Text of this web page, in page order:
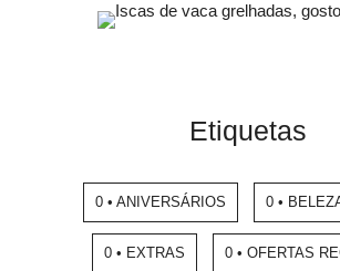
Etiquetas
0 • ANIVERSÁRIOS 0 •
0 • EXTRAS 0 • OFERTAS